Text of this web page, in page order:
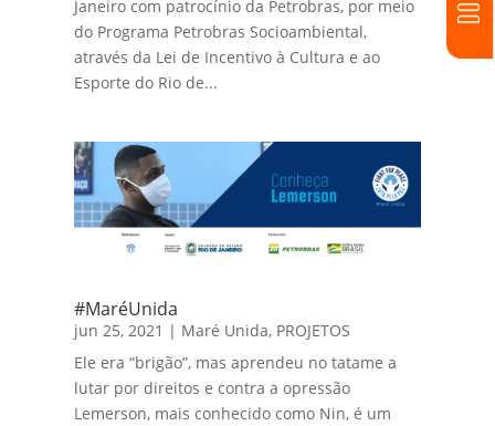
Janeiro com patrocínio da Petrobras, por meio
do Programa Petrobras Socioambiental,
através da Lei de Incentivo à Cultura e ao
Esporte do Rio de...
#MaréUnida
jun 25, 2021 | Maré Unida, PROJETOS
Ele era “brigão”, mas aprendeu no tatame a
lutar por direitos e contra a opressão
Lemerson, mais conhecido como Nin, é um